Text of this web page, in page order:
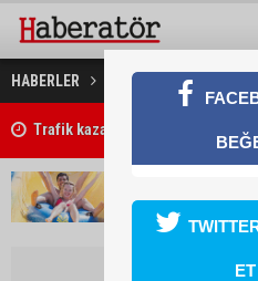
HABERLER GÜNDEM Dışişleri
Trafik kazasında 85 yaşındaki
ET